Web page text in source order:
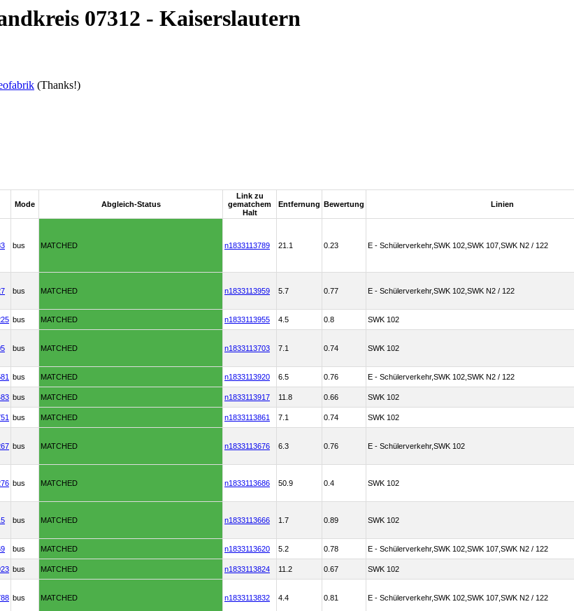
07312 - Kaiserslautern
(Thanks!)
Mode Abgleich-Status
Link zu
gematchem
Halt
Entfernung Bewertung Linien
bus MATCHED n1833113789 21.1 0.23 E - Schülerverkehr,SWK 102,SWK 107,SWK N2 / 122
bus MATCHED n1833113959 5.7 0.77 E - Schülerverkehr,SWK 102,SWK N2 / 122
bus MATCHED n1833113955 4.5 0.8 SWK 102
bus MATCHED n1833113703 7.1 0.74 SWK 102
bus MATCHED n1833113920 6.5 0.76 E - Schülerverkehr,SWK 102,SWK N2 / 122
bus MATCHED n1833113917 11.8 0.66 SWK 102
bus MATCHED n1833113861 7.1 0.74 SWK 102
bus MATCHED n1833113676 6.3 0.76 E - Schülerverkehr,SWK 102
bus MATCHED n1833113686 50.9 0.4 SWK 102
bus MATCHED n1833113666 1.7 0.89 SWK 102
bus MATCHED n1833113620 5.2 0.78 E - Schülerverkehr,SWK 102,SWK 107,SWK N2 / 122
bus MATCHED n1833113824 11.2 0.67 SWK 102
bus MATCHED n1833113832 4.4 0.81 E - Schülerverkehr,SWK 102,SWK 107,SWK N2 / 122